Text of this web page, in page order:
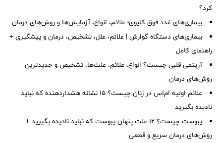
کرد؟
بیماری‌های غدد فوق کلیوی؛ علائم، انواع، آزمایش‌ها و روش‌های درمان
بیماری‌های دستگاه گوارش | علائم، علل، تشخیص، درمان و پیشگیری +
راهنمای کامل
آریتمی قلبی چیست؟ انواع، علائم، علت‌ها، تشخیص و جدیدترین
روش‌های درمان
علائم اولیه ام‌اس در زنان چیست؟ ۱۵ نشانه هشداردهنده که نباید
نادیده بگیرید
یبوست چیست؟ ۱۲ علت پنهان یبوست که نباید نادیده بگیرید +
روش‌های درمان سریع و قطعی